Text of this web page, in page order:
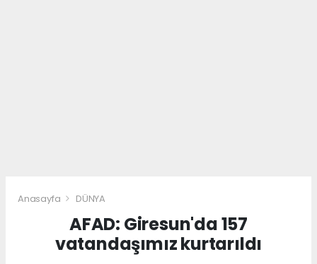
Anasayfa DÜNYA
AFAD: Giresun'da 157
vatandaşımız kurtarıldı